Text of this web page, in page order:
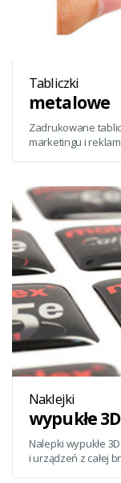
Tabliczki
metalowe
Zadrukowane
marketingu i reklamie oraz przede wszystkim w przemyśle jako
wysoką jakość i dobrą trwałość, zarówno na czynniki
atmosferyczne jak
Naklejki
wypukłe 3D
Nalepki wypukłe
i urządzeń